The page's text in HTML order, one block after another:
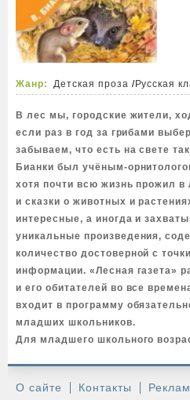
Жанр: Детская проза /Русская
В лес мы, городские жители,
если раз в год за грибами
забываем, что есть на свете
Бианки был учёным-
хотя почти всю жизнь прожил в
и сказки о животных и
интересные, а иногда и
уникальные произведения,
количество достоверной с
информации. «Лесная газета»
и его обитателей во все
входит в программу
младших школьников.
Для младшего школьного
О сайте Контакты